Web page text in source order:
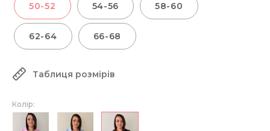
50-52 54-56 58-60
62-64 66-68
Таблиця розмірів
Колір: